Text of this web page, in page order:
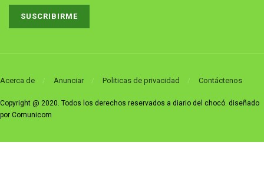
Acerca de Anunciar Politicas de privacidad Contáctenos
Copyright @ 2020. Todos los derechos reservados a diario del chocó. diseñado
por Comunicom